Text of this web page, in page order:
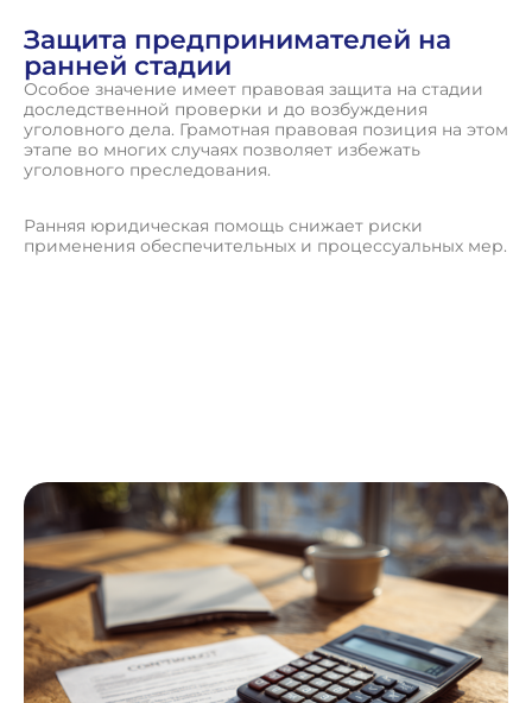
Защита предпринимателей на
ранней стадии
Особое значение имеет правовая защита на стадии
доследственной проверки и до возбуждения
уголовного дела. Грамотная правовая позиция на этом
этапе во многих случаях позволяет избежать
уголовного преследования.
Ранняя юридическая помощь снижает риски
применения обеспечительных и процессуальных мер.